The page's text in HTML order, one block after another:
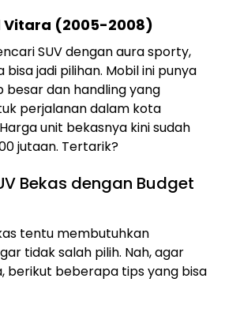
Vitara (2005-2008)
SUV dengan aura sporty,
bisa jadi pilihan. Mobil ini punya
besar dan handling yang
perjalanan dalam kota
unit bekasnya kini sudah
jutaan. Tertarik?
Bekas dengan Budget
tentu membutuhkan
tidak salah pilih. Nah, agar
berikut beberapa tips yang bisa